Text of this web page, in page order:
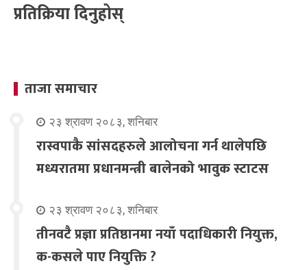
प्रतिक्रिया दिनुहोस्
ताजा समाचार
२३ श्रावण २०८३, शनिबार
रास्वपाकै सांसदहरुले आलोचना गर्न थालेपछि
मध्यरातमा प्रधानमन्त्री बालेनको भावुक स्टाटस
२३ श्रावण २०८३, शनिबार
तीनवटै प्रज्ञा प्रतिष्ठानमा नयाँ पदाधिकारी नियुक्त,
क-कसले पाए नियुक्ति ?